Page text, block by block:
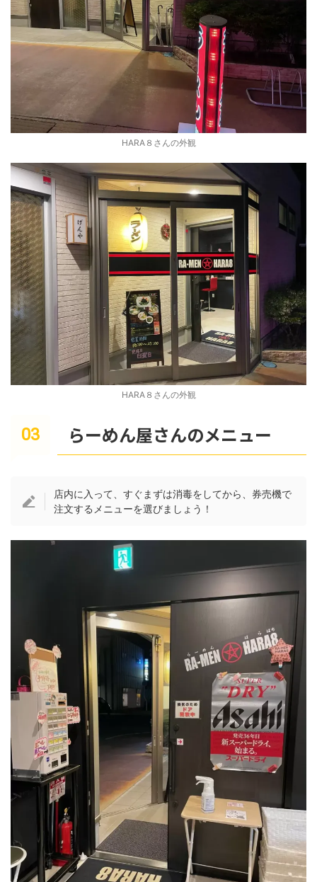
HARA８さんの外観
HARA８さんの外観
らーめん屋さんのメニュー
店内に入って、すぐまずは消毒をしてから、券売機で
注文するメニューを選びましょう！